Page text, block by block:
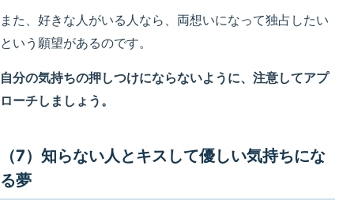
また、好きな人がいる人なら、両想いになって独占したい
という願望があるのです。
自分の気持ちの押しつけにならないように、注意してアプ
ローチしましょう。
（7）知らない人とキスして優しい気持ちにな
る夢